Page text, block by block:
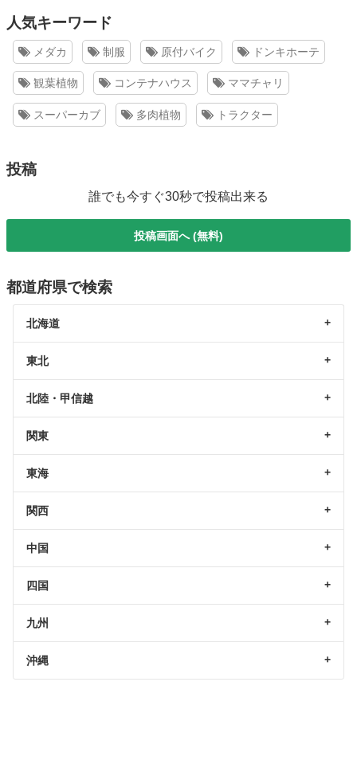
人気キーワード
メダカ 制服 原付バイク ドンキホーテ
観葉植物 コンテナハウス ママチャリ
スーパーカブ 多肉植物 トラクター
投稿
誰でも今すぐ30秒で投稿出来る
投稿画面へ (無料)
都道府県で検索
北海道
東北
北陸・甲信越
関東
東海
関西
中国
四国
九州
沖縄